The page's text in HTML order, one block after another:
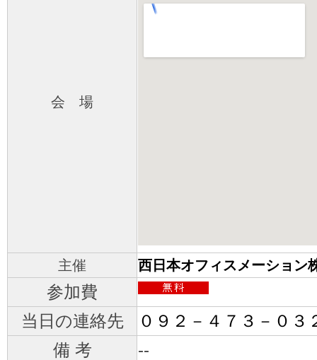
会 場
主催 西日本オフィスメーション
参加費
当日の連絡先
０９２－４７３－０３
備 考
--